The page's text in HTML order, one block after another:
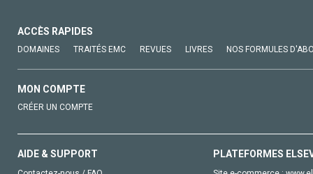
ACCÈS RAPIDES
DOMAINES TRAITÉS EMC REVUES LIVRES NOS FORMULES
MON COMPTE
CRÉER UN COMPTE
AIDE & SUPPORT PLATEFORMES